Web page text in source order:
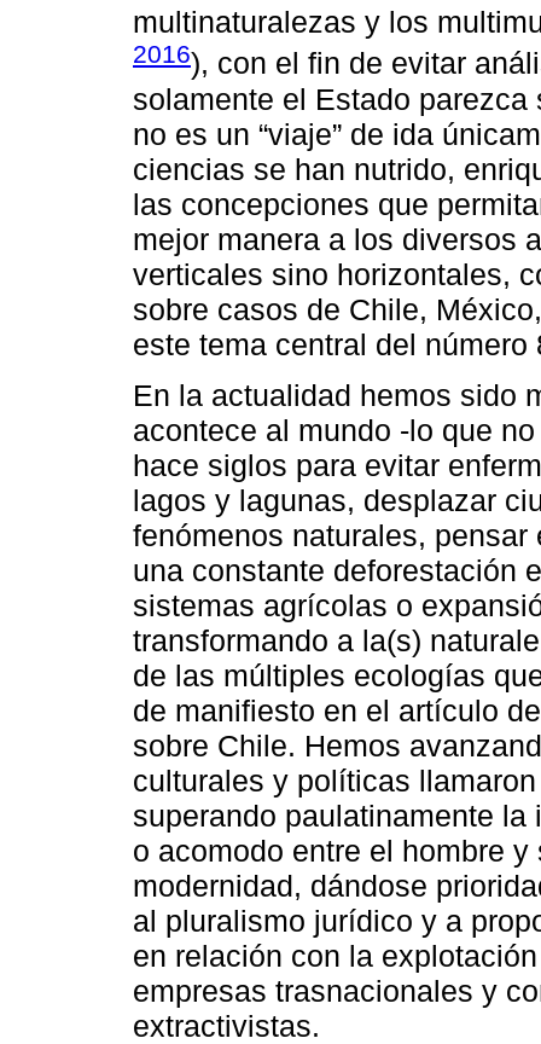
multinaturalezas y los
2016), con el fin de evitar
solamente el Estado
no es un “viaje” de ida
ciencias se han nutrido,
las concepciones que
mejor manera a los diversos
verticales sino horizontales,
sobre casos de Chile,
este tema central del
En la actualidad hemos sido
acontece al mundo -lo que
hace siglos para evitar
lagos y lagunas, desplazar
fenómenos naturales, pensar
una constante deforestación
sistemas agrícolas o
transformando a la(s)
de las múltiples ecologías
de manifiesto en el artículo
sobre Chile. Hemos
culturales y políticas
superando paulatinamente
o acomodo entre el hombre
modernidad, dándose
al pluralismo jurídico y a
en relación con la
empresas trasnacionales y
extractivistas.